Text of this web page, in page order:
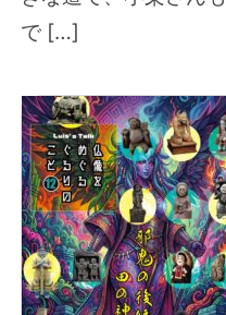
で […]